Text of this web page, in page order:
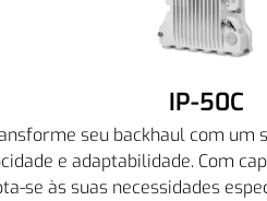
IP-50C
seu backhaul com um
e adaptabilidade. Com
se às suas necessidades